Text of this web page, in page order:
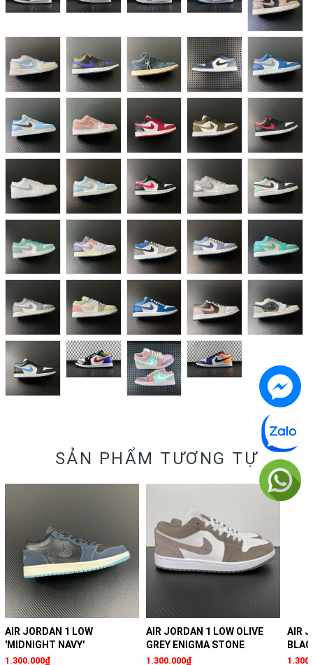
SẢN PHẨM TƯƠNG TỰ
AIR JORDAN 1 LOW
'MIDNIGHT NAVY'
1.300.000₫
AIR JORDAN 1 LOW OLIVE
GREY ENIGMA STONE
1.300.000₫
AIR